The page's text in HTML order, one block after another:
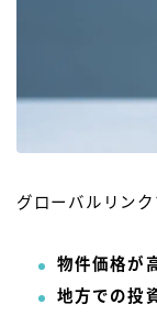
グローバルリン
物件価格が
地方での投